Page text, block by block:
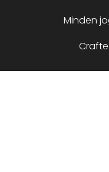
Minden